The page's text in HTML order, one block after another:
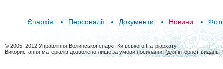
Єпархія Персоналії Документи Новини
© 2005–2012 Управління Волинської єпархії Київського Патріархату
Використання матеріалів дозволено лише за умови посилання (для інтернет-видань